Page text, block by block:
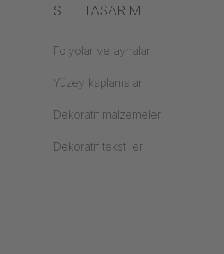
SET TASARIMI
Folyolar ve aynalar
Yüzey kaplamaları
Dekoratif malzemeler
Dekoratif tekstiller